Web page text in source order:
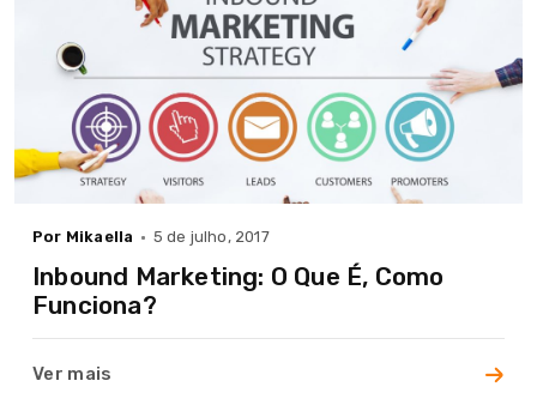
Por Mikaella 5 de julho, 2017
Inbound Marketing: O Que É, Como
Funciona?
Ver mais